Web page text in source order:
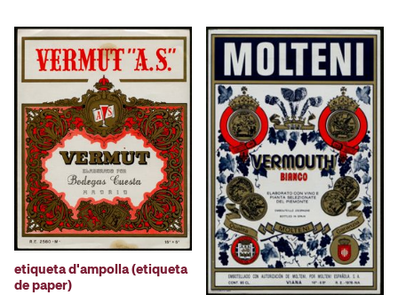
etiqueta d'ampolla (etiqueta
de paper)